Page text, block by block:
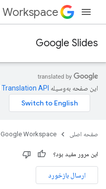
Workspace
Google Slides
این صفحه به‌وسیله
صفحه اصلی Google Workspace
این مرور مفید بود؟
ارسال بازخورد